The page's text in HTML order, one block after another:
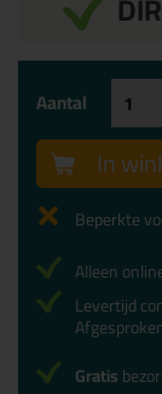
Aantal
In
Beperkte
Alleen
Levertijd
Gratis